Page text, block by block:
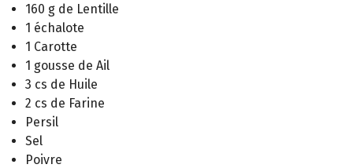
160 g de Lentille
1 échalote
1 Carotte
1 gousse de Ail
3 cs de Huile
2 cs de Farine
Persil
Sel
Poivre